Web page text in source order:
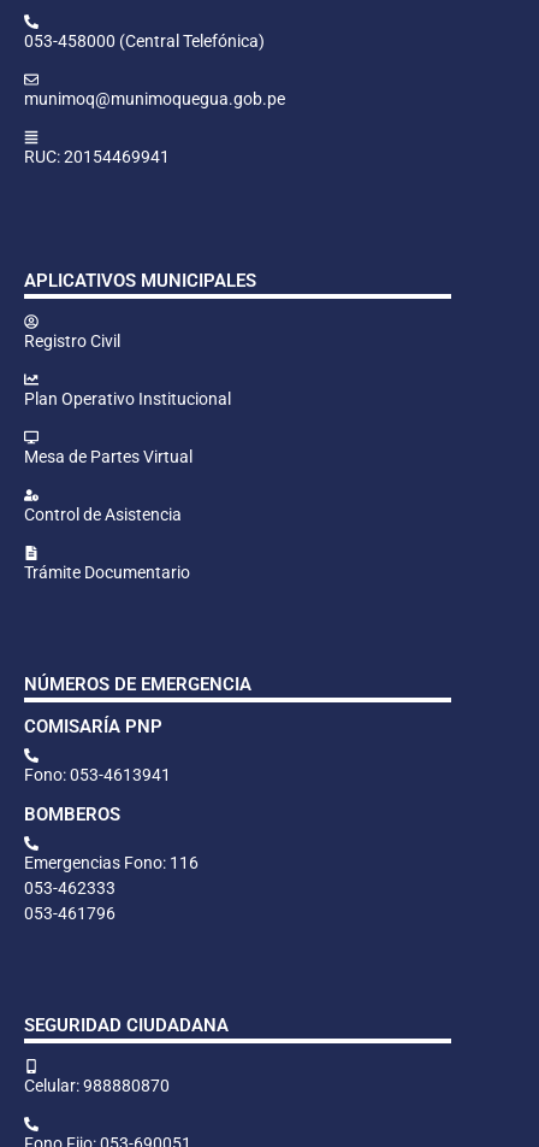
053-458000 (Central Telefónica)
munimoq@munimoquegua.gob.pe
RUC: 20154469941
APLICATIVOS MUNICIPALES
Registro Civil
Plan Operativo Institucional
Mesa de Partes Virtual
Control de Asistencia
Trámite Documentario
NÚMEROS DE EMERGENCIA
COMISARÍA PNP
Fono: 053-4613941
BOMBEROS
Emergencias Fono: 116
053-462333
053-461796
SEGURIDAD CIUDADANA
Celular: 988880870
Fono Fijo: 053-690051